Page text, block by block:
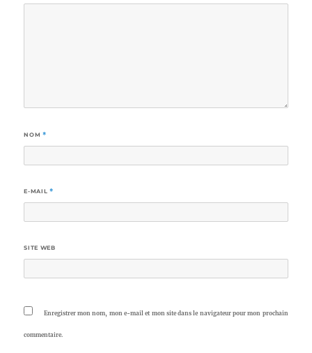
NOM *
E-MAIL *
SITE WEB
Enregistrer mon nom, mon e-mail et mon site dans le navigateur pour mon prochain
commentaire.